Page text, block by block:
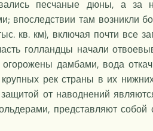
песчаные дюны, а
впоследствии там возникли
кв. км), включая почти все
голландцы начали
дамбами, вода
рек страны в их
от наводнений
представляют собой